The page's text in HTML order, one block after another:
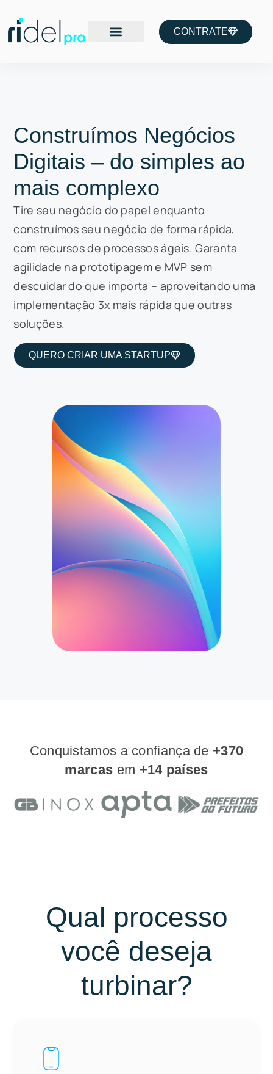
CONTRATE
Tire seu negócio do papel enquanto
construímos seu negócio de forma rápida,
com recursos de processos ágeis. Garanta
agilidade na prototipagem e MVP sem
descuidar do que importa – aproveitando uma
implementação 3x mais rápida que outras
soluções.
Construímos Negócios
Digitais – do simples ao
mais complexo
QUERO CRIAR UMA STARTUP
Conquistamos a confiança de +370
marcas em +14 países
Qual processo
você deseja
turbinar?